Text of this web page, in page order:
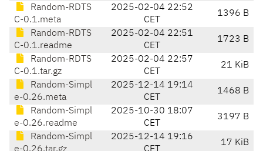
Random-RDTS
C-0.1.meta
2025-02-04 22:52
CET
1396 B
Random-RDTS
C-0.1.readme
2025-02-04 22:51
CET
1723 B
Random-RDTS
C-0.1.tar.gz
2025-02-04 22:57
CET
21 KiB
Random-Simpl
e-0.26.meta
2025-12-14 19:14
CET
1468 B
Random-Simpl
e-0.26.readme
2025-10-30 18:07
CET
3197 B
Random-Simpl
2025-12-14 19:16
17 KiB